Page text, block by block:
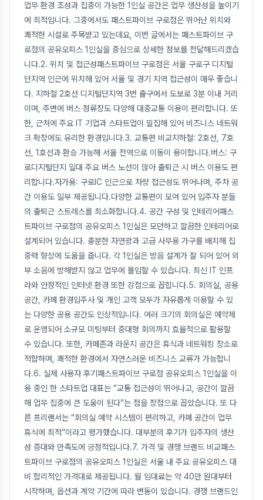
업무 환경 조성과 집중이 가능한 1인실 공간은 업무 생산성을 높이기
에 최적입니다. 그중에서도 패스트파이브 구로점은 뛰어난 위치와
쾌적한 시설로 주목받고 있는데요, 이번 글에서는 패스트파이브 구
로점의 공유오피스 1인실을 중심으로 상세한 정보를 전달해드리겠습
니다.2. 위치 및 접근성패스트파이브 구로점은 서울 구로구 디지털
단지역 인근에 위치해 있어 서울 및 경기 지역 접근성이 매우 좋습니
다. 지하철 2호선 디지털단지역 3번 출구에서 도보로 3분 이내 거리
이며, 주변에 버스 정류장도 다양해 대중교통 이용이 편리합니다. 또
한, 근처에 주요 IT 기업과 스타트업이 밀집해 있어 비즈니스 네트워
크 확장에도 유리한 환경입니다.3. 교통편 비교지하철: 2호선, 7호
선, 1호선과 환승 가능해 서울 전역으로 이동이 용이합니다.버스: 구
로디지털단지 일대 주요 버스 노선이 많아 출퇴근 시 버스 이용도 편
리합니다.자가용: 구로IC 인근으로 차량 접근성도 뛰어나며, 주차 공
간 이용도 일부 제공됩니다.다양한 교통편이 모여 있어 입주자 분들
의 출퇴근 스트레스를 최소화합니다.4. 공간 구성 및 인테리어패스
트파이브 구로점의 공유오피스 1인실은 모던하고 깔끔한 인테리어로
설계되어 있습니다. 충분한 자연광과 고급 사무용 가구를 배치해 집
중력 향상에 도움을 줍니다. 각 1인실은 방음 설계가 잘 되어 있어 외
부 소음에 방해받지 않고 업무에 몰입할 수 있습니다. 최신 IT 인프
라와 안정적인 인터넷 환경 또한 강점으로 꼽힙니다.5. 회의실, 공용
공간, 카페 환경입주사 및 개인 고객 모두가 자유롭게 이용할 수 있
는 다양한 공용 공간도 인상적입니다. 여러 크기의 회의실은 예약제
로 운영되어 소규모 미팅부터 중대형 회의까지 효율적으로 활용할
수 있습니다. 또한, 카페존과 라운지 공간은 휴식과 네트워킹 장소로
적합하며, 쾌적한 환경에서 자연스러운 비즈니스 교류가 가능합니
다.6. 실제 사용자 후기패스트파이브 구로점 공유오피스 1인실을 이
용 중인 한 스타트업 대표는 “교통 접근성이 뛰어나고, 공간이 깔끔
해 업무 집중에 큰 도움이 된다”는 점을 장점으로 꼽았습니다. 또 다
른 프리랜서는 “회의실 예약 시스템이 편리하고, 카페 공간이 업무
휴식에 최적”이라고 평가했습니다. 대부분의 후기가 입주자의 생산
성 증대와 만족도에 긍정적입니다.7. 가격 및 경쟁 브랜드 비교패스
트파이브 구로점의 공유오피스 1인실은 서울 내 주요 공유오피스 대
비 합리적인 가격대로 제공됩니다. 월 임대료는 약 40만 원대부터
시작하며, 옵션과 계약 기간에 따라 변동이 있습니다. 경쟁 브랜드인